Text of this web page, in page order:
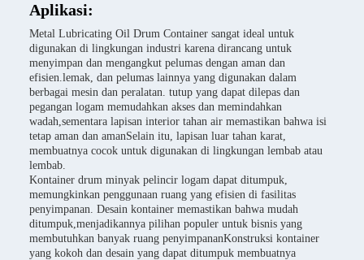
Aplikasi:
Metal Lubricating Oil Drum Container sangat ideal untuk
digunakan di lingkungan industri karena dirancang untuk
menyimpan dan mengangkut pelumas dengan aman dan
efisien.lemak, dan pelumas lainnya yang digunakan dalam
berbagai mesin dan peralatan. tutup yang dapat dilepas dan
pegangan logam memudahkan akses dan memindahkan
wadah,sementara lapisan interior tahan air memastikan bahwa isi
tetap aman dan amanSelain itu, lapisan luar tahan karat,
membuatnya cocok untuk digunakan di lingkungan lembab atau
lembab.
Kontainer drum minyak pelincir logam dapat ditumpuk,
memungkinkan penggunaan ruang yang efisien di fasilitas
penyimpanan. Desain kontainer memastikan bahwa mudah
ditumpuk,menjadikannya pilihan populer untuk bisnis yang
membutuhkan banyak ruang penyimpananKonstruksi kontainer
yang kokoh dan desain yang dapat ditumpuk membuatnya